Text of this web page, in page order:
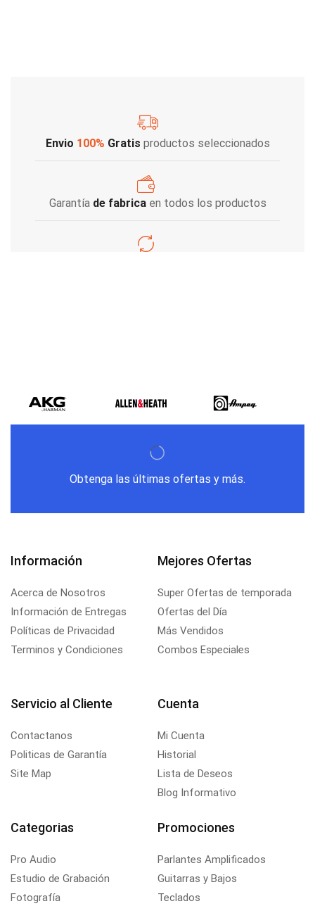
Envio 100% Gratis productos seleccionados
Garantía de fabricaen todos los productos
Obtenga las últimas ofertas y más.
Información
Acerca de Nosotros
Información de Entregas
Políticas de Privacidad
Terminos y Condiciones
Mejores Ofertas
Super Ofertas de temporada
Ofertas del Día
Más Vendidos
Combos Especiales
Servicio al Cliente
Contactanos
Politicas de Garantía
Site Map
Cuenta
Mi Cuenta
Historial
Lista de Deseos
Blog Informativo
Categorias
Pro Audio
Estudio de Grabación
Fotografía
Promociones
Parlantes Amplificados
Guitarras y Bajos
Teclados